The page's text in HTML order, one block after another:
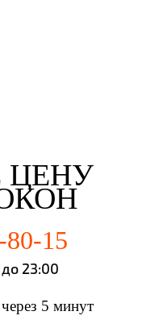
ЦЕНУ
80-15
23:00
5 минут